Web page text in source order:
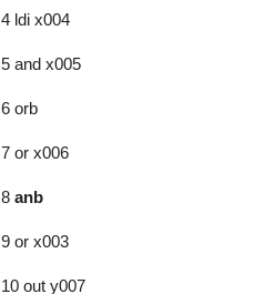
4 ldi x004
5 and x005
6 orb
7 or x006
8 anb
9 or x003
10 out y007